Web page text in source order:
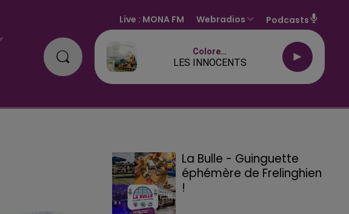
Live : MONA FM Webradios Podcasts
Colore…
LES INNOCENTS
La Bulle - Guinguette
éphémère de Frelinghien
!